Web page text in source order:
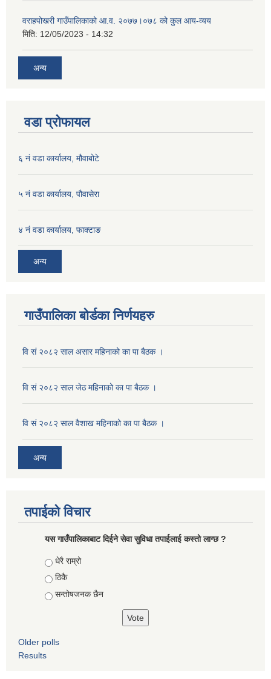
वराहपोखरी गाउँपालिकाको आ.व. २०७७।०७८ को कुल आय-व्यय
मिति: 12/05/2023 - 14:32
अन्य
वडा प्रोफायल
६ नं वडा कार्यालय, मौवाबोटे
५ नं वडा कार्यालय, पौवासेरा
४ नं वडा कार्यालय, फाक्टाङ
अन्य
गाउँपालिका बोर्डका निर्णयहरु
वि सं २०८२ साल असार महिनाको का पा बैठक ।
वि सं २०८२ साल जेठ महिनाको का पा बैठक ।
वि सं २०८२ साल वैशाख महिनाको का पा बैठक ।
अन्य
तपाईको विचार
यस गाउँपालिकाबाट दिईने सेवा सुविधा तपाईलाई कस्तो लाग्छ ?
Choices
धेरै राम्रो
ठिकै
सन्तोषजनक छैन
Older polls
Results